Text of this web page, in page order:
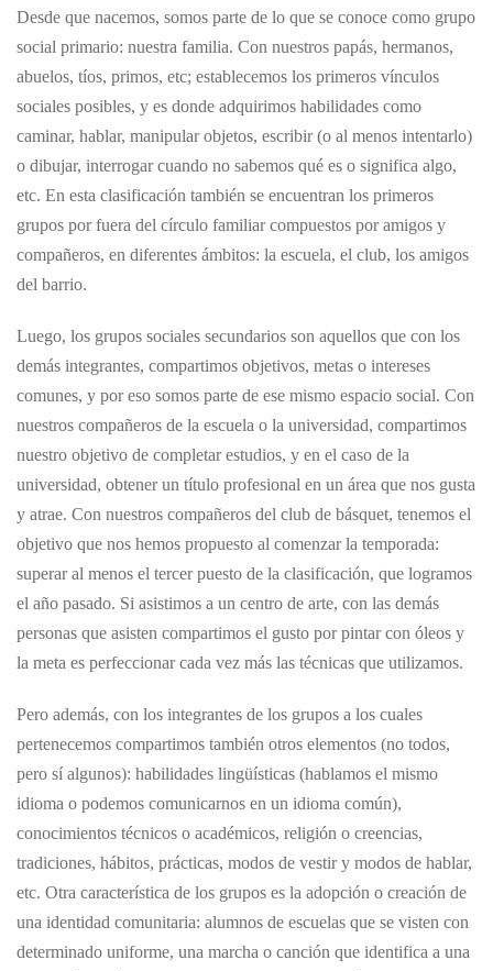
Desde que nacemos, somos parte de lo que se conoce como grupo
social primario: nuestra familia. Con nuestros papás, hermanos,
abuelos, tíos, primos, etc; establecemos los primeros vínculos
sociales posibles, y es donde adquirimos habilidades como
caminar, hablar, manipular objetos, escribir (o al menos intentarlo)
o dibujar, interrogar cuando no sabemos qué es o significa algo,
etc. En esta clasificación también se encuentran los primeros
grupos por fuera del círculo familiar compuestos por amigos y
compañeros, en diferentes ámbitos: la escuela, el club, los amigos
del barrio.
Luego, los grupos sociales secundarios son aquellos que con los
demás integrantes, compartimos objetivos, metas o intereses
comunes, y por eso somos parte de ese mismo espacio social. Con
nuestros compañeros de la escuela o la universidad, compartimos
nuestro objetivo de completar estudios, y en el caso de la
universidad, obtener un título profesional en un área que nos gusta
y atrae. Con nuestros compañeros del club de básquet, tenemos el
objetivo que nos hemos propuesto al comenzar la temporada:
superar al menos el tercer puesto de la clasificación, que logramos
el año pasado. Si asistimos a un centro de arte, con las demás
personas que asisten compartimos el gusto por pintar con óleos y
la meta es perfeccionar cada vez más las técnicas que utilizamos.
Pero además, con los integrantes de los grupos a los cuales
pertenecemos compartimos también otros elementos (no todos,
pero sí algunos): habilidades lingüísticas (hablamos el mismo
idioma o podemos comunicarnos en un idioma común),
conocimientos técnicos o académicos, religión o creencias,
tradiciones, hábitos, prácticas, modos de vestir y modos de hablar,
etc. Otra característica de los grupos es la adopción o creación de
una identidad comunitaria: alumnos de escuelas que se visten con
determinado uniforme, una marcha o canción que identifica a una